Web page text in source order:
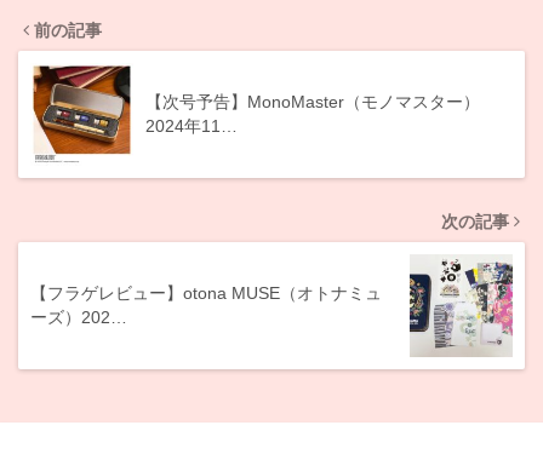
前の記事
【次号予告】MonoMaster（モノマスター）
2024年11…
次の記事
【フラゲレビュー】otona MUSE（オトナミュ
ーズ）202…